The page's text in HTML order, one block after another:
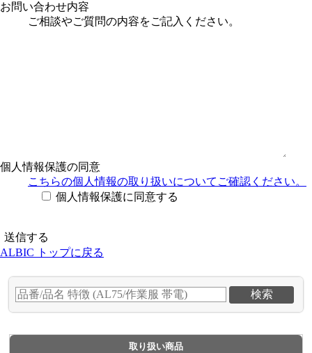
お問い合わせ内容
ご相談やご質問の内容をご記入ください。
個人情報保護の同意
こちらの個人情報の取り扱いについてご確認ください。
個人情報保護に同意する
ALBIC トップに戻る
取り扱い商品